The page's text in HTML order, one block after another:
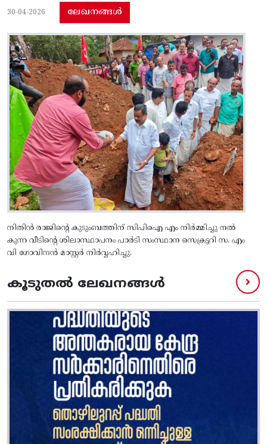
30-04-2026 ലേഖനങ്ങൾ
നിതിൻ രാജിന്റെ കുടുംബത്തിന് സിപിഐ എം നിർമ്മിച്ചു നൽ
കുന്ന വീടിന്റെ ശിലാസ്ഥാപനം പാർടി സംസ്ഥാന സെക്രട്ടറി സ. എം
വി ഗോവിന്ദൻ മാസ്റ്റർ നിർവ്വഹിച്ചു.
കൂടുതൽ ലേഖനങ്ങൾ